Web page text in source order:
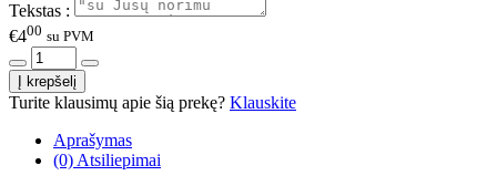
Tekstas :
€400 su PVM
Turite klausimų apie šią prekę? Klauskite
Aprašymas
(0) Atsiliepimai